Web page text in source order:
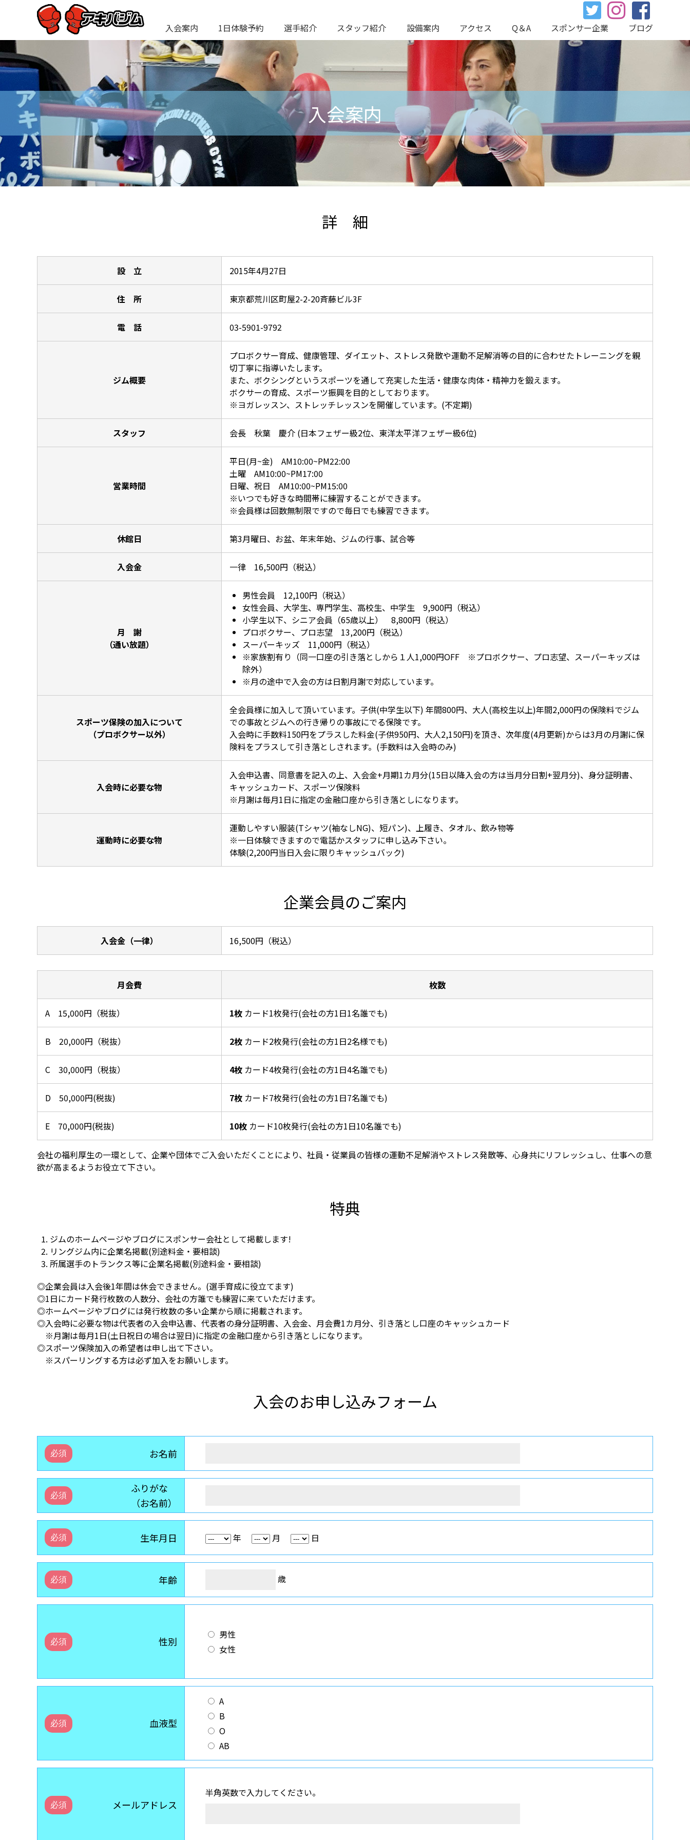
入会案内 1日体験予約 選手紹介 スタッフ紹介 設備案内 アクセス Q＆A スポンサー企業 ブログ
入会案内
詳 細
設 立 2015年4月27日
住 所 東京都荒川区町屋2-2-20斉藤ビル3F
電 話 03-5901-9792
ジム概要
プロボクサー育成、健康管理、ダイエット、ストレス発散や運動不足解消等の目的に合わせたトレーニングを親
切丁寧に指導いたします。
また、ボクシングというスポーツを通して充実した生活・健康な肉体・精神力を鍛えます。
ボクサーの育成、スポーツ振興を目的としております。
※ヨガレッスン、ストレッチレッスンを開催しています。(不定期)
スタッフ 会長 秋葉 慶介 (日本フェザー級2位、東洋太平洋フェザー級6位)
営業時間
平日(月~金) AM10:00~PM22:00
土曜 AM10:00~PM17:00
日曜、祝日 AM10:00~PM15:00
※いつでも好きな時間帯に練習することができます。
※会員様は回数無制限ですので毎日でも練習できます。
休館日 第3月曜日、お盆、年末年始、ジムの行事、試合等
入会金 一律 16,500円（税込）
月 謝
（通い放題）
男性会員 12,100円（税込）
女性会員、大学生、専門学生、高校生、中学生 9,900円（税込）
小学生以下、シニア会員（65歳以上） 8,800円（税込）
プロボクサー、プロ志望 13,200円（税込）
スーパーキッズ 11,000円（税込）
※家族割有り（同一口座の引き落としから１人1,000円OFF ※プロボクサー、プロ志望、スーパーキッズは
除外）
※月の途中で入会の方は日割月謝で対応しています。
スポーツ保険の加入について
（プロボクサー以外）
全会員様に加入して頂いています。子供(中学生以下) 年間800円、大人(高校生以上)年間2,000円の保険料でジム
での事故とジムへの行き帰りの事故にでる保険です。
入会時に手数料150円をプラスした料金(子供950円、大人2,150円)を頂き、次年度(4月更新)からは3月の月謝に保
険料をプラスして引き落としされます。(手数料は入会時のみ)
入会時に必要な物
入会申込書、同意書を記入の上、入会金+月期1カ月分(15日以降入会の方は当月分日割+翌月分)、身分証明書、
キャッシュカード、スポーツ保険料
※月謝は毎月1日に指定の金融口座から引き落としになります。
運動時に必要な物
運動しやすい服装(Tシャツ(袖なしNG)、短パン)、上履き、タオル、飲み物等
※一日体験できますので電話かスタッフに申し込み下さい。
体験(2,200円当日入会に限りキャッシュバック)
企業会員のご案内
入会金（一律） 16,500円（税込）
月会費 枚数
A 15,000円（税抜） 1枚 カード1枚発行(会社の方1日1名誰でも)
B 20,000円（税抜） 2枚 カード2枚発行(会社の方1日2名様でも)
C 30,000円（税抜） 4枚 カード4枚発行(会社の方1日4名誰でも)
D 50,000円(税抜) 7枚 カード7枚発行(会社の方1日7名誰でも)
E 70,000円(税抜) 10枚 カード10枚発行(会社の方1日10名誰でも)
会社の福利厚生の一環として、企業や団体でご入会いただくことにより、社員・従業員の皆様の運動不足解消やストレス発散等、心身共にリフレッシュし、仕事への意
欲が高まるようお役立て下さい。
特典
ジムのホームページやブログにスポンサー会社として掲載します!
リングジム内に企業名掲載(別途料金・要相談)
所属選手のトランクス等に企業名掲載(別途料金・要相談)
◎企業会員は入会後1年間は休会できません。(選手育成に役立てます)
◎1日にカード発行枚数の人数分、会社の方誰でも練習に来ていただけます。
◎ホームページやブログには発行枚数の多い企業から順に掲載されます。
◎入会時に必要な物は代表者の入会申込書、代表者の身分証明書、入会金、月会費1カ月分、引き落とし口座のキャッシュカード
※月謝は毎月1日(土日祝日の場合は翌日)に指定の金融口座から引き落としになります。
◎スポーツ保険加入の希望者は申し出て下さい。
※スパーリングする方は必ず加入をお願いします。
入会のお申し込みフォーム
お名前
ふりがな
（お名前）
生年月日 年 月 日
年齢 歳
性別
男性
女性
血液型
A
B
O
AB
メールアドレス
半角英数で入力してください。